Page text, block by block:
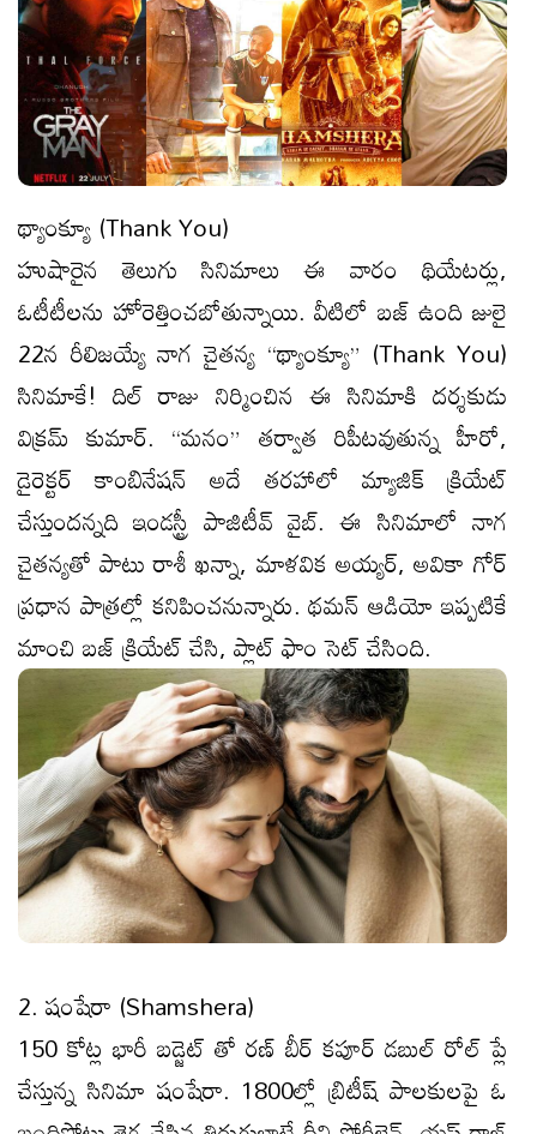
థ్యాంక్యూ (Thank You)
హుషారైన తెలుగు సినిమాలు ఈ వారం థియేటర్లు,
ఓటీటీలను హోరెత్తించబోతున్నాయి. వీటిలో బ‌జ్ ఉంది జులై
22న రీలిజయ్యే నాగ చైతన్య “థ్యాంక్యూ” (Thank You)
సినిమాకే! దిల్ రాజు నిర్మించిన ఈ సినిమాకి దర్శకుడు
విక్రమ్ కుమార్. “మనం” తర్వాత రిపీటవుతున్న హీరో,
డైరెక్టర్ కాంబినేషన్ అదే తరహాలో మ్యాజిక్ క్రియేట్
చేస్తుందన్న‌ది ఇండస్ట్రీ పాజిటీవ్ వైబ్. ఈ సినిమాలో నాగ
చైతన్యతో పాటు రాశీ ఖన్నా, మాళవిక అయ్యర్, అవికా గోర్
ప్రధాన పాత్రల్లో కనిపించనున్నారు. థమన్ ఆడియో ఇప్పటికే
మాంచి బజ్ క్రియేట్ చేసి, ప్లాట్ ఫాం సెట్ చేసింది.
2. షంషేరా (Shamshera)
150 కోట్ల భారీ బడ్జెట్ తో రణ్ బీర్ కపూర్ డబుల్ రోల్ ప్లే
చేస్తున్న సినిమా షంషేరా. 1800ల్లో బ్రిటీష్ పాలకులపై ఓ